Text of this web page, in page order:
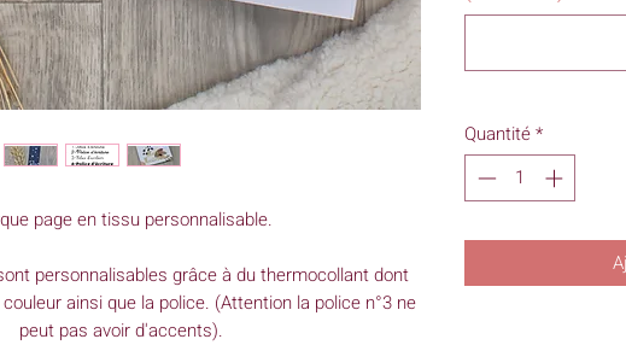
page en tissu personnalisable.
personnalisables grâce à du thermocollant dont
ainsi que la police. (Attention la police n°3 ne
peut pas avoir d'accents).
Quantité*